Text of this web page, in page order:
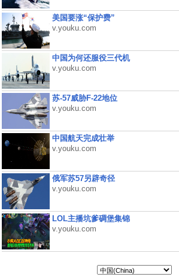
美国要涨“保护费”
v.youku.com
中国为何还服役三代机
v.youku.com
苏-57威胁F-22地位
v.youku.com
中国航天完成壮举
v.youku.com
俄军苏57另辟奇径
v.youku.com
LOL主播坑爹碉堡集锦
v.youku.com